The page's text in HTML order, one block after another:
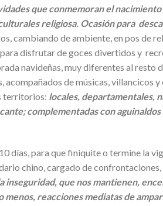
que conmemoran el
religiosa. Ocasión para
cambiando de ambiente, en pos de
disfrutar de goces divertidos y
navideñas, muy diferentes al resto
acompañados de músicas, villancicos
territorios: locales, departamentales,
complementadas con aguinaldos
días, para que finiquite o termine la
chino, cargado de
que nos mantienen,
menos, reacciones mediatas de